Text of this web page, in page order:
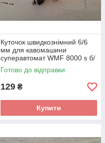
Куточок швидкознімний 6/6
мм для кавомашини
суперавтомат WMF 8000 s б/
у 3 шт.
Готово до відправки
129 ₴
Купити